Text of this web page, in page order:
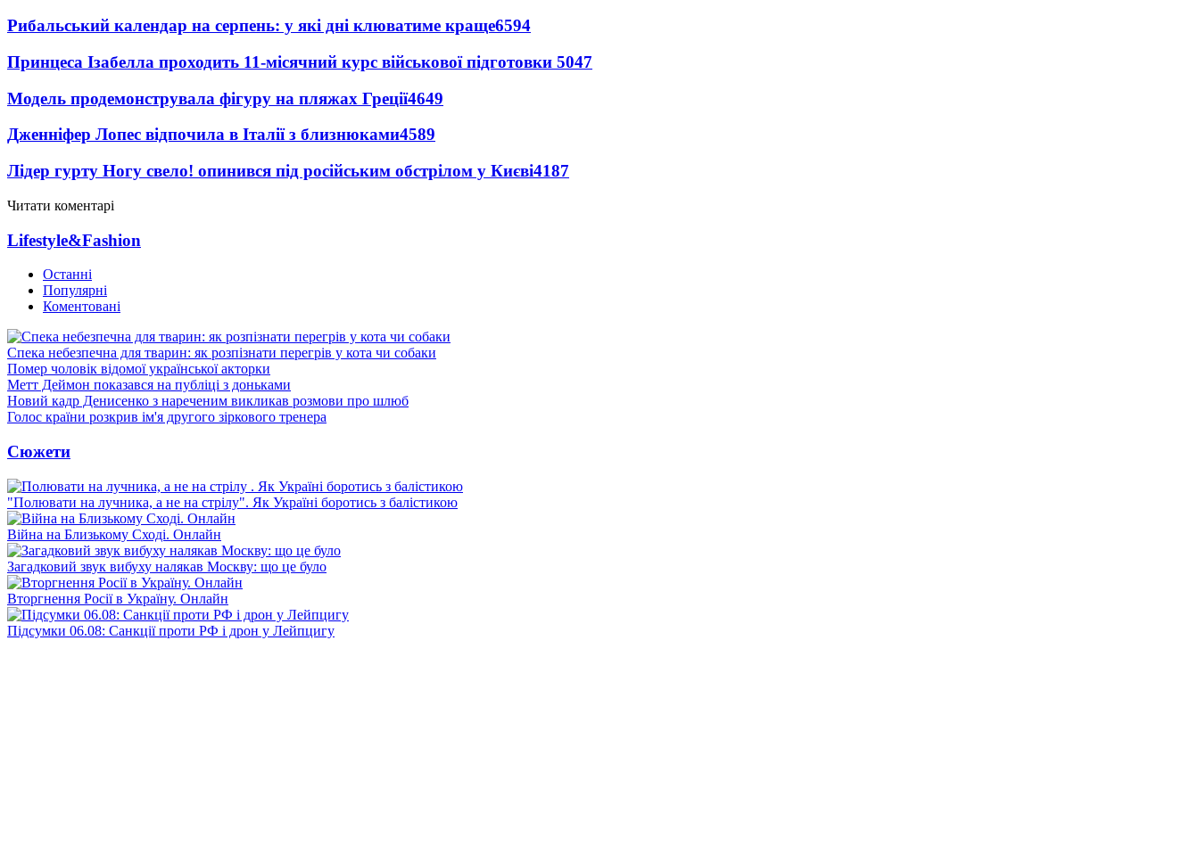
Рибальський календар на серпень: у які дні клюватиме краще6594
Принцеса Ізабелла проходить 11-місячний курс військової підготовки 5047
Модель продемонструвала фігуру на пляжах Греції4649
Дженніфер Лопес відпочила в Італії з близнюками4589
Лідер гурту Ногу свело! опинився під російським обстрілом у Києві4187
Читати коментарі
Lifestyle&Fashion
Останні
Популярні
Коментовані
Спека небезпечна для тварин: як розпізнати перегрів у кота чи собаки
Помер чоловік відомої української акторки
Метт Деймон показався на публіці з доньками
Новий кадр Денисенко з нареченим викликав розмови про шлюб
Голос країни розкрив ім'я другого зіркового тренера
Сюжети
"Полювати на лучника, а не на стрілу". Як Україні боротись з балістикою
Війна на Близькому Сході. Онлайн
Загадковий звук вибуху налякав Москву: що це було
Вторгнення Росії в Україну. Онлайн
Підсумки 06.08: Санкції проти РФ і дрон у Лейпцигу